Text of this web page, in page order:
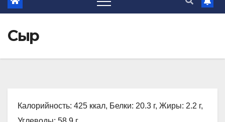
Сыр
Калорийность: 425 ккал, Белки: 20.3 г, Жиры: 2.2 г,